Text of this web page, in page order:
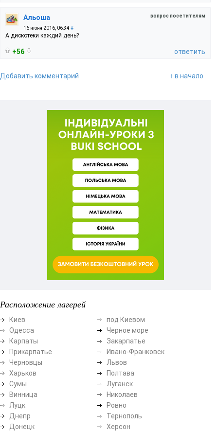
вопрос посетителям
Альоша
16 июня 2016, 06:34 #
А дискотеки каждий день?
+56 ответить
Добавить комментарий ↑ в начало
Расположение лагерей
Киев
Одесса
Карпаты
Прикарпатье
Черновцы
Харьков
Сумы
Винница
Луцк
Днепр
Донецк
под Киевом
Черное море
Закарпатье
Ивано-Франковск
Львов
Полтава
Луганск
Николаев
Ровно
Тернополь
Херсон